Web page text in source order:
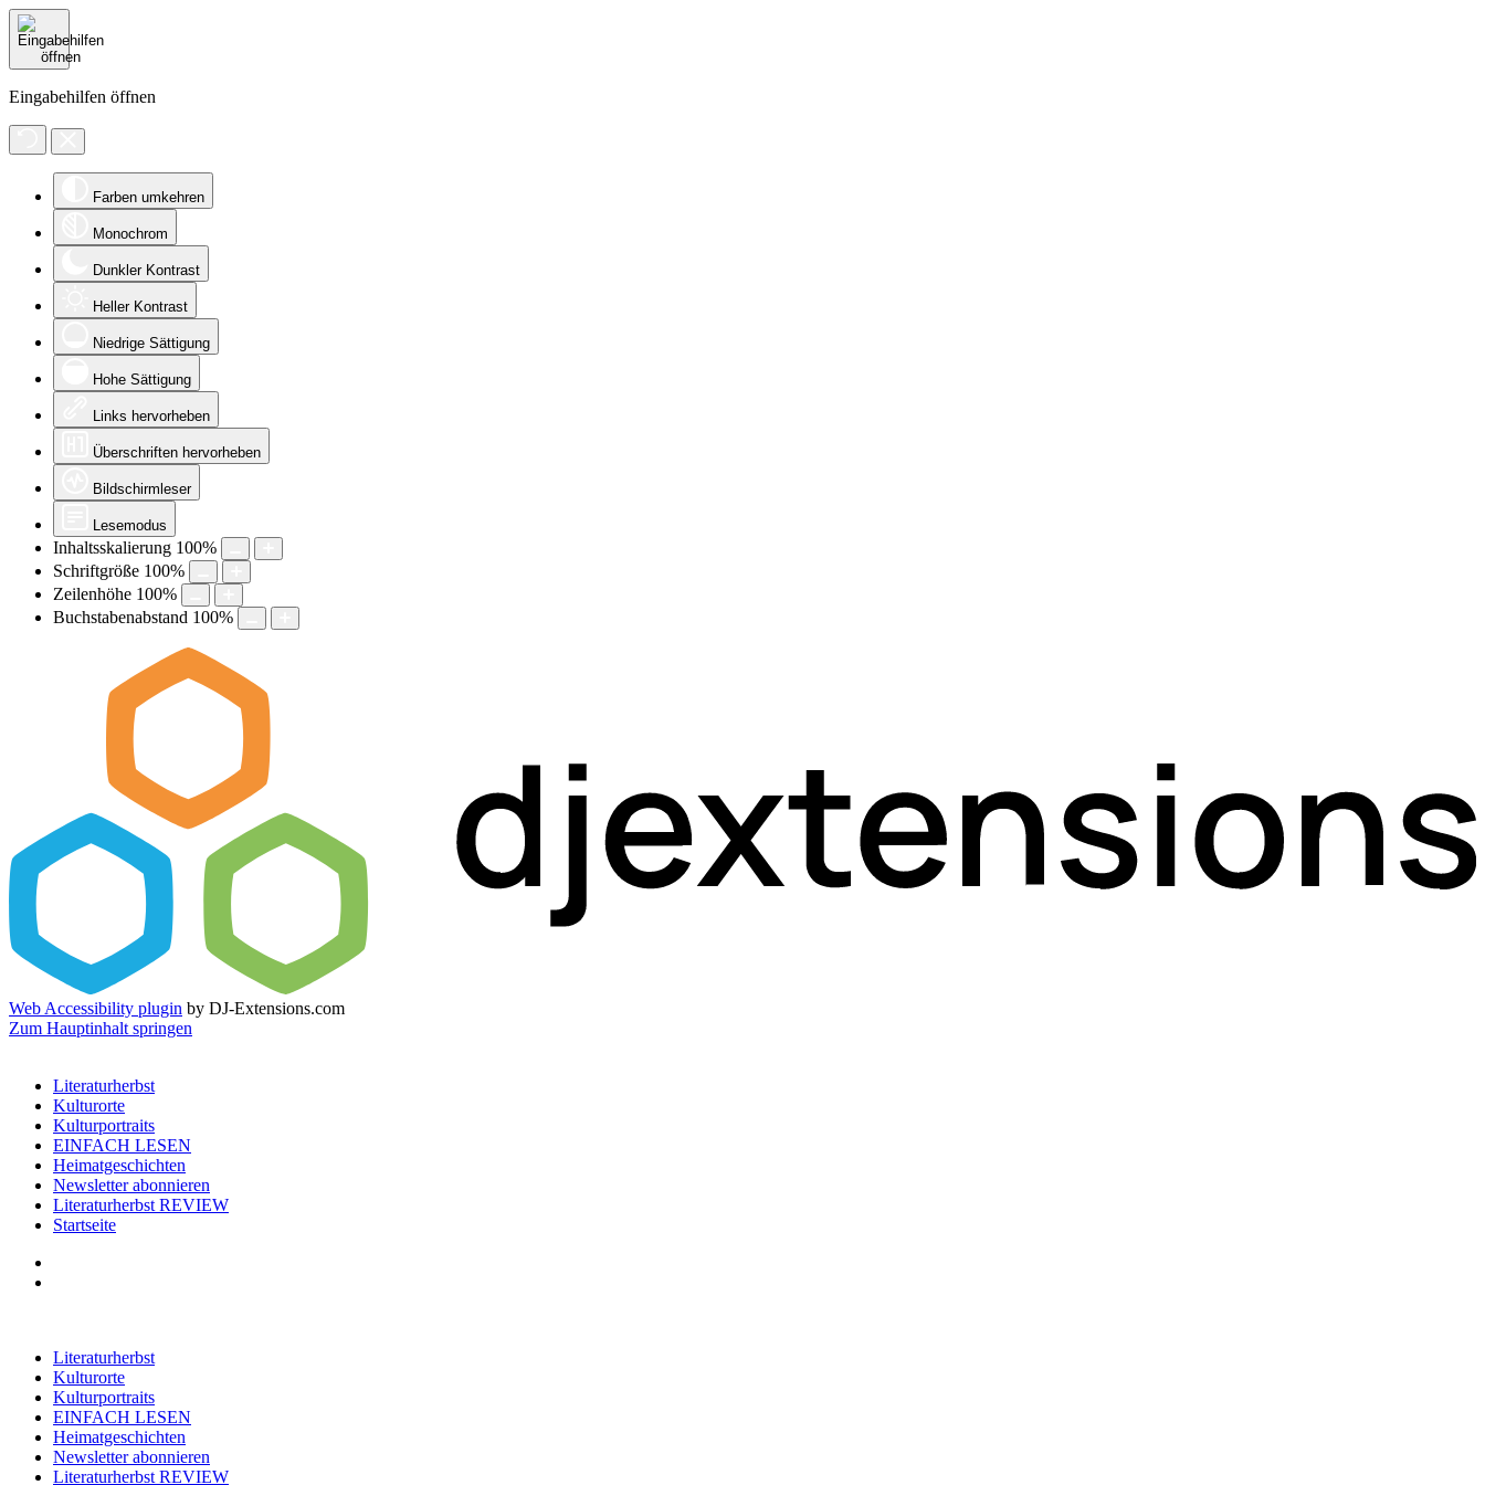
Eingabehilfen öffnen
Farben umkehren
Monochrom
Dunkler Kontrast
Heller Kontrast
Niedrige Sättigung
Hohe Sättigung
Links hervorheben
Überschriften hervorheben
Bildschirmleser
Lesemodus
Inhaltsskalierung 100%
Schriftgröße 100%
Zeilenhöhe 100%
Buchstabenabstand 100%
Web Accessibility plugin by DJ-Extensions.com
Zum Hauptinhalt springen
Literaturherbst
Kulturorte
Kulturportraits
EINFACH LESEN
Heimatgeschichten
Newsletter abonnieren
Literaturherbst REVIEW
Startseite
Literaturherbst
Kulturorte
Kulturportraits
EINFACH LESEN
Heimatgeschichten
Newsletter abonnieren
Literaturherbst REVIEW